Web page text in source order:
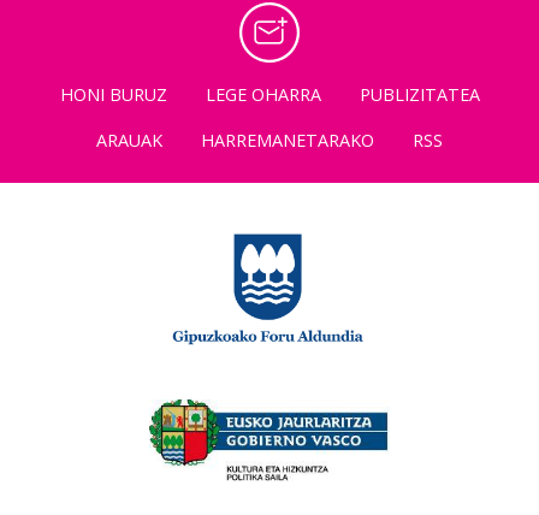
HONI BURUZ LEGE OHARRA
PUBLIZITATEA
ARAUAK
HARREMANETARAKO RSS